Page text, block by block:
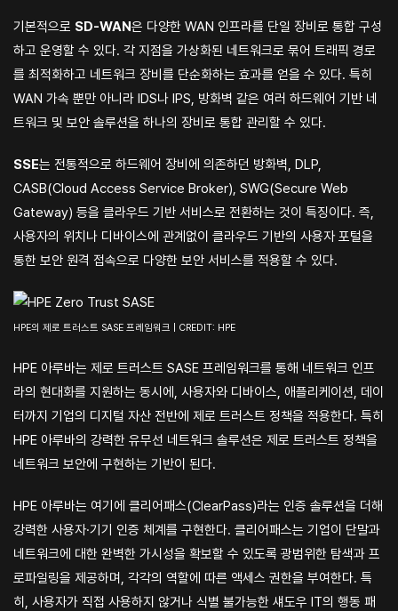
기본적으로 SD-WAN은 다양한 WAN 인프라를 단일 장비로 통합 구성
하고 운영할 수 있다. 각 지점을 가상화된 네트워크로 묶어 트래픽 경로
를 최적화하고 네트워크 장비를 단순화하는 효과를 얻을 수 있다. 특히
WAN 가속 뿐만 아니라 IDS나 IPS, 방화벽 같은 여러 하드웨어 기반 네
트워크 및 보안 솔루션을 하나의 장비로 통합 관리할 수 있다.
SSE는 전통적으로 하드웨어 장비에 의존하던 방화벽, DLP,
CASB(Cloud Access Service Broker), SWG(Secure Web
Gateway) 등을 클라우드 기반 서비스로 전환하는 것이 특징이다. 즉,
사용자의 위치나 디바이스에 관계없이 클라우드 기반의 사용자 포털을
통한 보안 원격 접속으로 다양한 보안 서비스를 적용할 수 있다.
HPE의 제로 트러스트 SASE 프레임워크 | CREDIT: HPE
HPE 아루바는 제로 트러스트 SASE 프레임워크를 통해 네트워크 인프
라의 현대화를 지원하는 동시에, 사용자와 디바이스, 애플리케이션, 데이
터까지 기업의 디지털 자산 전반에 제로 트러스트 정책을 적용한다. 특히
HPE 아루바의 강력한 유무선 네트워크 솔루션은 제로 트러스트 정책을
네트워크 보안에 구현하는 기반이 된다.
HPE 아루바는 여기에 클리어패스(ClearPass)라는 인증 솔루션을 더해
강력한 사용자·기기 인증 체계를 구현한다. 클리어패스는 기업이 단말과
네트워크에 대한 완벽한 가시성을 확보할 수 있도록 광범위한 탐색과 프
로파일링을 제공하며, 각각의 역할에 따른 액세스 권한을 부여한다. 특
히, 사용자가 직접 사용하지 않거나 식별 불가능한 섀도우 IT의 행동 패